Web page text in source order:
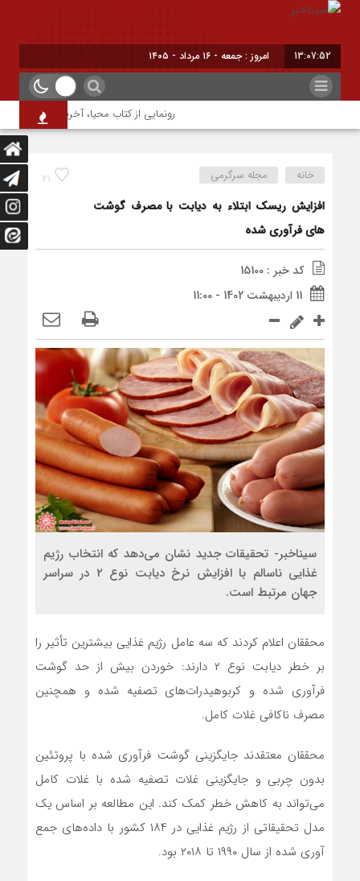
13:07:52 امروز : جمعه - ۱۶ مرداد - ۱۴۰۵
رونمایی از کتاب محیا، آخرین اثر نویسنده
21 خانه مجله سرگرمی
افزایش ریسک ابتلاء به دیابت با مصرف گوشت
های فرآوری شده
کد خبر : 15100
11 اردیبهشت 1402 - 11:00
سیناخبر- تحقیقات جدید نشان می‌دهد که انتخاب رژیم
غذایی ناسالم با افزایش نرخ دیابت نوع ۲ در سراسر
جهان مرتبط است.
محققان اعلام کردند که سه عامل رژیم غذایی بیشترین تأثیر را
بر خطر دیابت نوع ۲ دارند: خوردن بیش از حد گوشت
فرآوری شده و کربوهیدرات‌های تصفیه شده و همچنین
مصرف ناکافی غلات کامل.
محققان معتقدند جایگزینی گوشت فرآوری شده با پروتئین
بدون چربی و جایگزینی غلات تصفیه شده با غلات کامل
می‌تواند به کاهش خطر کمک کند. این مطالعه بر اساس یک
مدل تحقیقاتی از رژیم غذایی در ۱۸۴ کشور با داده‌های جمع
آوری شده از سال ۱۹۹۰ تا ۲۰۱۸ بود.